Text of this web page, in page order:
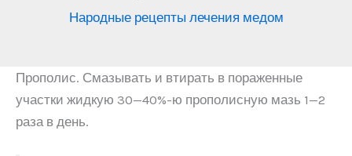
Народные рецепты лечения медом
Прополис. Смазывать и втирать в пораженные
участки жидкую 30—40%-ю прополисную мазь 1—2
раза в день.